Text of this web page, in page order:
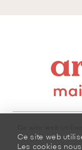
Ce site web
Les cookies